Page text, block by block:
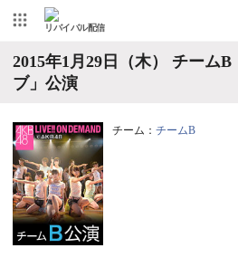
リバイバル配信
2015年1月29日（木） チーム
ブ」公演
チーム： チームB